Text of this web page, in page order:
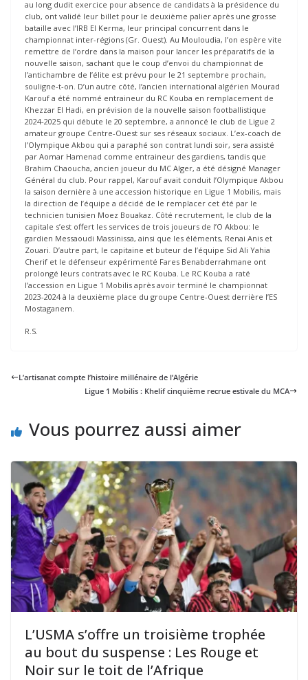
au long dudit exercice pour absence de candidats à la présidence du
club, ont validé leur billet pour le deuxième palier après une grosse
bataille avec l’IRB El Kerma, leur principal concurrent dans le
championnat inter-régions (Gr. Ouest). Au Mouloudia, l’on espère vite
remettre de l’ordre dans la maison pour lancer les préparatifs de la
nouvelle saison, sachant que le coup d’envoi du championnat de
l’antichambre de l’élite est prévu pour le 21 septembre prochain,
souligne-t-on. D’un autre côté, l’ancien international algérien Mourad
Karouf a été nommé entraineur du RC Kouba en remplacement de
Khezzar El Hadi, en prévision de la nouvelle saison footballistique
2024-2025 qui débute le 20 septembre, a annoncé le club de Ligue 2
amateur groupe Centre-Ouest sur ses réseaux sociaux. L’ex-coach de
l’Olympique Akbou qui a paraphé son contrat lundi soir, sera assisté
par Aomar Hamenad comme entraineur des gardiens, tandis que
Brahim Chaoucha, ancien joueur du MC Alger, a été désigné Manager
Général du club. Pour rappel, Karouf avait conduit l’Olympique Akbou
la saison dernière à une accession historique en Ligue 1 Mobilis, mais
la direction de l’équipe a décidé de le remplacer cet été par le
technicien tunisien Moez Bouakaz. Côté recrutement, le club de la
capitale s’est offert les services de trois joueurs de l’O Akbou: le
gardien Messaoudi Massinissa, ainsi que les éléments, Renai Anis et
Zouari. D’autre part, le capitaine et buteur de l’équipe Sid Ali Yahia
Cherif et le défenseur expérimenté Fares Benabderrahmane ont
prolongé leurs contrats avec le RC Kouba. Le RC Kouba a raté
l’accession en Ligue 1 Mobilis après avoir terminé le championnat
2023-2024 à la deuxième place du groupe Centre-Ouest derrière l’ES
Mostaganem.
R.S.
L’artisanat compte l’histoire millénaire de l’Algérie
Ligue 1 Mobilis : Khelif cinquième recrue estivale du MCA
Vous pourrez aussi aimer
L’USMA s’offre un troisième trophée
au bout du suspense : Les Rouge et
Noir sur le toit de l’Afrique